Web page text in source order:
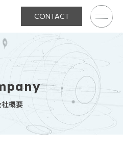
CONTACT
概要